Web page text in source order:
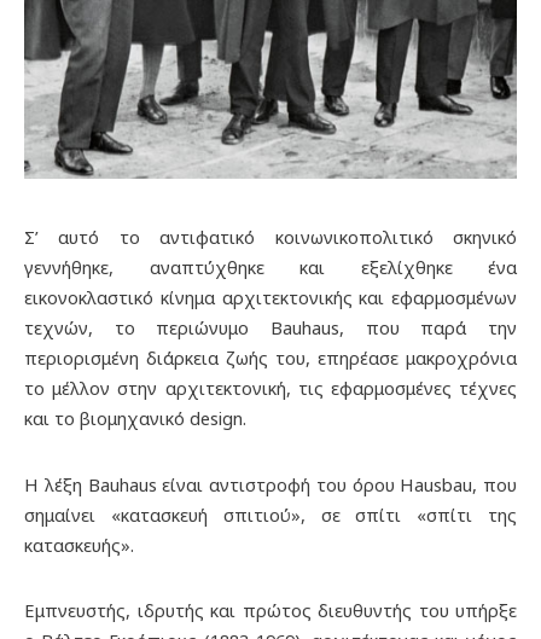
Σ’ αυτό το αντιφατικό κοινωνικοπολιτικό σκηνικό
γεννήθηκε, αναπτύχθηκε και εξελίχθηκε ένα
εικονοκλαστικό κίνημα αρχιτεκτονικής και εφαρμοσμένων
τεχνών, το περιώνυμο Bauhaus, που παρά την
περιορισμένη διάρκεια ζωής του, επηρέασε μακροχρόνια
το μέλλον στην αρχιτεκτονική, τις εφαρμοσμένες τέχνες
και το βιομηχανικό design.
Η λέξη Bauhaus είναι αντιστροφή του όρου Hausbau, που
σημαίνει «κατασκευή σπιτιού», σε σπίτι «σπίτι της
κατασκευής».
Εμπνευστής, ιδρυτής και πρώτος διευθυντής του υπήρξε